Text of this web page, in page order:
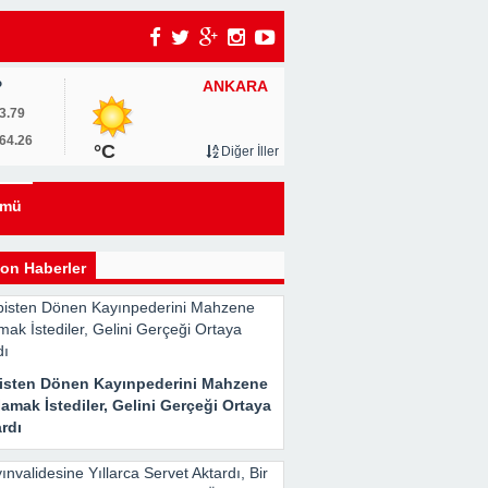
ANKARA
°C Diğer İller
Haberler
Dönen Kayınpederini Mahzene
İstediler, Gelini Gerçeği Ortaya